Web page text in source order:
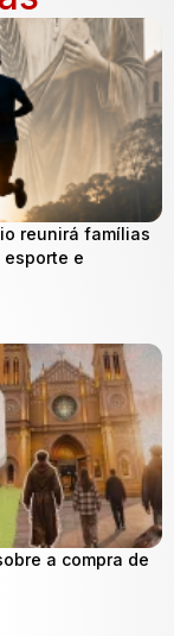
reunirá famílias
esporte e
a compra de